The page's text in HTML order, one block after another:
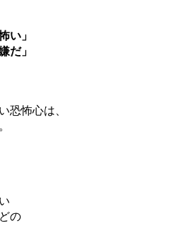
い」
だ」
恐怖心は、
の